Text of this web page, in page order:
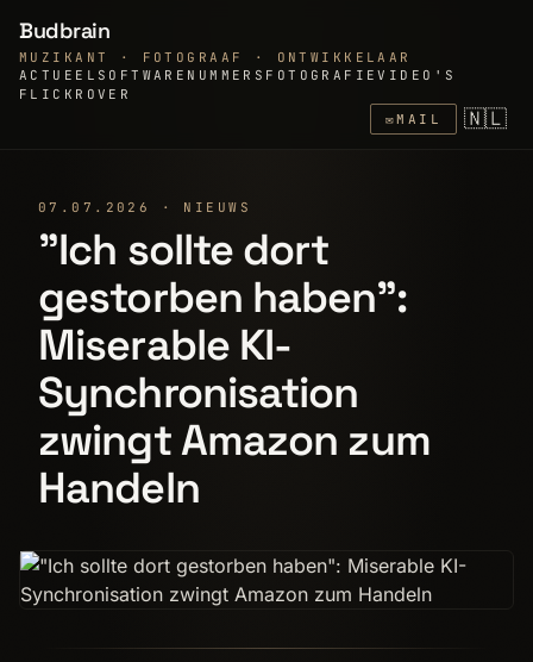
Budbrain
MUZIKANT · FOTOGRAAF · ONTWIKKELAAR
ACTUEEL SOFTWARE NUMMERS FOTOGRAFIEVIDEO'S
FLICKR OVER
✉MAIL 🇳🇱
07.07.2026 · NIEUWS
"Ich sollte dort
gestorben haben":
Miserable KI-
Synchronisation
zwingt Amazon zum
Handeln